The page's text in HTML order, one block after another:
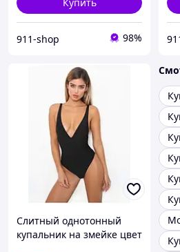
911-shop 98%
Слитный однотонный
купальник на змейке цвет